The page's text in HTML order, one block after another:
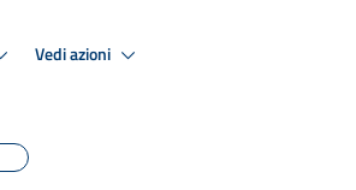
Vedi azioni